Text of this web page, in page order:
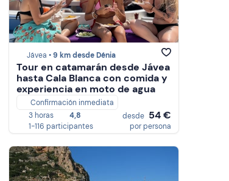
Jávea •9 km desde Dénia
Tour en catamarán desde Jávea
hasta Cala Blanca con comida y
experiencia en moto de agua
Confirmación inmediata
3 horas
4,8
1-116 participantes
desde 54 €
por persona